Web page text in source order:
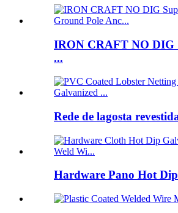
IRON CRAFT NO DIG
...
Rede de lagosta
Hardware Pano Hot